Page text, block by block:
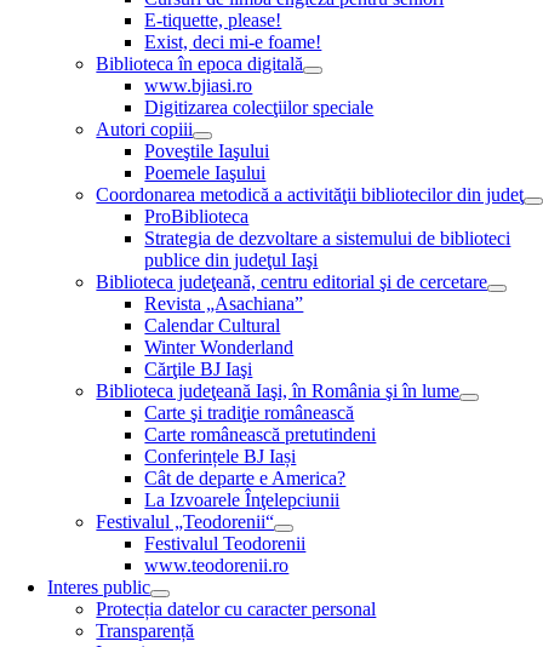
E-tiquette, please!
Exist, deci mi-e foame!
Biblioteca în epoca digitală
www.bjiasi.ro
Digitizarea colecţiilor speciale
Autori copiii
Poveştile Iaşului
Poemele Iaşului
Coordonarea metodică a activităţii bibliotecilor din judeţ
ProBiblioteca
Strategia de dezvoltare a sistemului de biblioteci
publice din judeţul Iaşi
Biblioteca judeţeană, centru editorial şi de cercetare
Revista „Asachiana”
Calendar Cultural
Winter Wonderland
Cărţile BJ Iaşi
Biblioteca judeţeană Iaşi, în România şi în lume
Carte şi tradiţie românească
Carte românească pretutindeni
Conferințele BJ Iași
Cât de departe e America?
La Izvoarele Înţelepciunii
Festivalul „Teodorenii“
Festivalul Teodorenii
www.teodorenii.ro
Interes public
Protecția datelor cu caracter personal
Transparență